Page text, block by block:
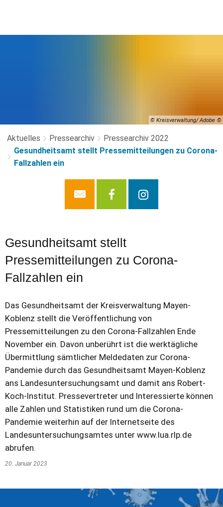
© Kreisverwaltung/ Adobe
Aktuelles Pressearchiv
Pressearchiv 2022
Gesundheitsamt stellt Pressemitteilungen zu Corona-
Fallzahlen ein
Gesundheitsamt stellt
Pressemitteilungen zu Corona-
Fallzahlen ein
Das Gesundheitsamt der Kreisverwaltung Mayen-
Koblenz stellt die Veröffentlichung von
Pressemitteilungen zu den Corona-Fallzahlen Ende
November ein. Davon unberührt ist die werktägliche
Übermittlung sämtlicher Meldedaten zur Corona-
Pandemie durch das Gesundheitsamt Mayen-Koblenz
ans Landesuntersuchungsamt und damit ans Robert-
Koch-Institut. Pressevertreter und Interessierte können
alle Zahlen und Statistiken rund um die Corona-
Pandemie weiterhin auf der Internetseite des
Landesuntersuchungsamtes unter www.lua.rlp.de
abrufen.
20. Januar 2023